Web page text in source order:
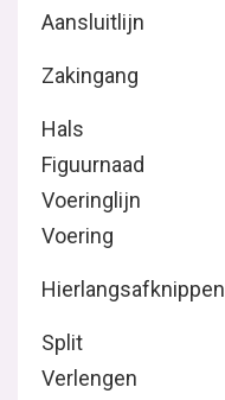
Aansluitlijn
Zakingang
Hals
Figuurnaad
Voeringlijn
Voering
Hierlangsafknippen
Split
Verlengen